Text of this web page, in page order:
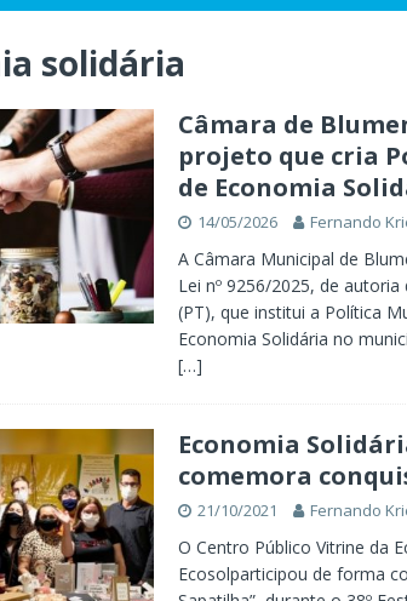
de ciclone-bomba no Sul do Brasil; entenda como o
com corte de 0,25 ponto pela quarta vez
POLÍTICA
artificial, expansão de negócios e liderança em
programa de capacitação do mercado imobiliário
Blumenau para celebrar o ritual da cerveja e dos
solidária
Câmara de
projeto que cria
de Economia
14/05/2026 Fernando
A Câmara Municipal de
Lei nº 9256/2025, de
(PT), que institui a Política
Economia Solidária no
[…]
Economia
comemora
21/10/2021 Fernando
O Centro Público Vitrine da
Ecosolparticipou de forma